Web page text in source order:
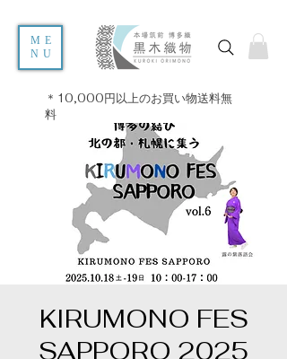
ME
NU
＊10,000円以上のお買い物送料無
料
KIRUMONO FES
SAPPORO 2025